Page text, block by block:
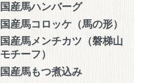
国産馬ハンバーグ
国産馬コロッケ（馬の形）
国産馬メンチカツ（磐梯山
モチーフ）
国産馬もつ煮込み